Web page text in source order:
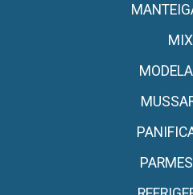
MIX